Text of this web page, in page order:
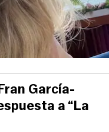
García-
a “La